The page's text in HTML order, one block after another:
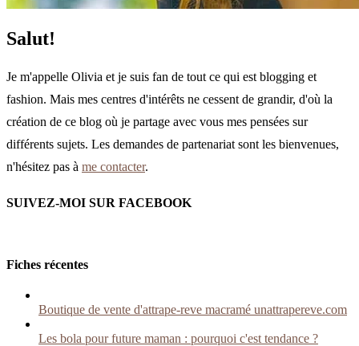
Salut!
Je m'appelle Olivia et je suis fan de tout ce qui est blogging et
fashion. Mais mes centres d'intérêts ne cessent de grandir, d'où la
création de ce blog où je partage avec vous mes pensées sur
différents sujets. Les demandes de partenariat sont les bienvenues,
n'hésitez pas à me contacter.
SUIVEZ-MOI SUR FACEBOOK
Fiches récentes
Boutique de vente d'attrape-reve macramé unattrapereve.com
Les bola pour future maman : pourquoi c'est tendance ?